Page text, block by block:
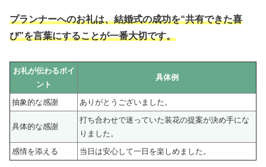
プランナーへのお礼は、結婚式の成功を“共有できた喜
び”を言葉にすることが一番大切です。
お礼が伝わるポイ
ント
具体例
抽象的な感謝 ありがとうございました。
具体的な感謝
打ち合わせで迷っていた装花の提案が決め手にな
りました。
感情を添える
当日は安心して一日を楽しめました。